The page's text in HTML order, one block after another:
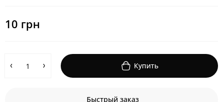
10 грн
Купить
Быстрый заказ